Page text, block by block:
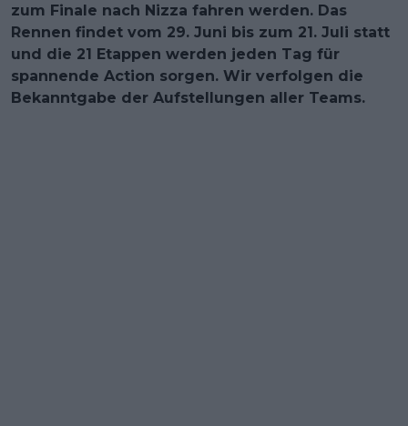
zum Finale nach Nizza fahren werden. Das
Rennen findet vom 29. Juni bis zum 21. Juli statt
und die 21 Etappen werden jeden Tag für
spannende Action sorgen. Wir verfolgen die
Bekanntgabe der Aufstellungen aller Teams.